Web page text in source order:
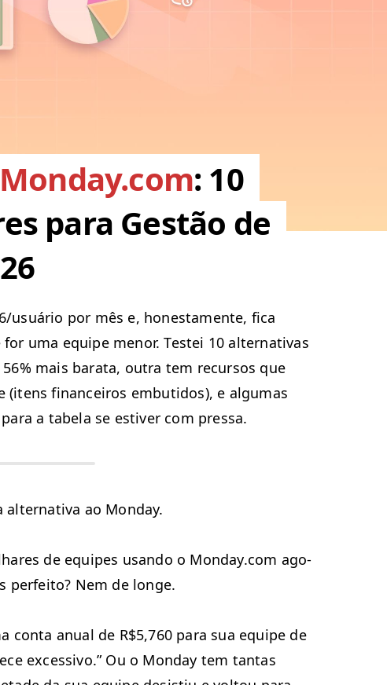
: 10
para Gestão de
usuário por mês e, hon­es­ta­mente, fica
uma equipe menor. Testei 10 alter­na­ti­vas
mais bara­ta, out­ra tem recur­sos que
finan­ceiros embu­ti­dos), e algu­mas
a tabela se estiv­er com pressa.
alter­na­ti­va ao Monday.
de equipes usan­do o Mon​day​.com ago­
per­feito? Nem de longe.
con­ta anu­al de R$5,760 para sua equipe de
exces­si­vo.” Ou o Mon­day tem tan­tas